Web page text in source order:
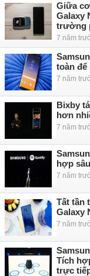
Giữa
Galaxy
trường
7 năm
toàn
7 năm
Bixby
hơn
7 năm
hợp
7 năm
Tất tần
Galaxy
7 năm
Tích
trực